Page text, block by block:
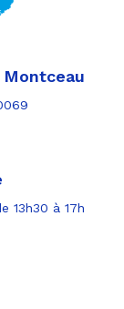
13h30 à 17h